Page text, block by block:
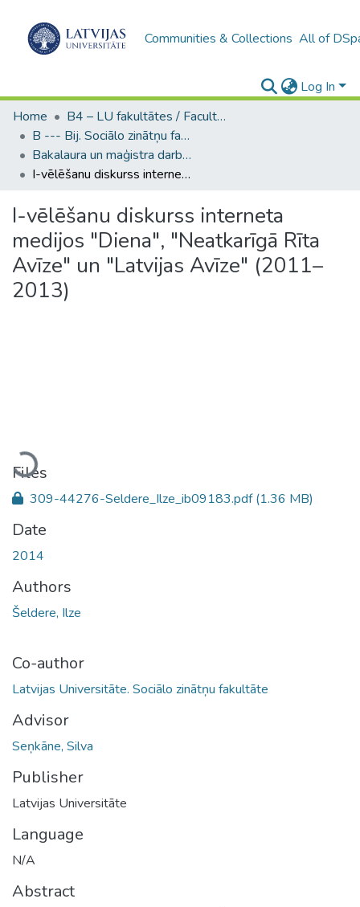
Communities & Collections All of
Log In
Home
B4 – LU fakultātes / Faculties of the UL
B --- Bij. Sociālo zinātņu fakultātes noslēguma darbi / Faculty of Social Sciences - Graduate works
Bakalaura un maģistra darbi (SZF) / Bachelor's and Master's theses
I-vēlēšanu diskurss interneta medijos "Diena", "Neatkarīgā Rīta Avīze" un "Latvijas Avīze" (2011–2013)
I-vēlēšanu diskurss interneta
medijos "Diena", "Neatkarīgā Rīta
Avīze" un "Latvijas Avīze" (2011–
2013)
Loading...
Files
309-44276-Seldere_Ilze_ib09183.pdf(1.36 MB)
Date
2014
Authors
Šeldere, Ilze
Co-author
Latvijas Universitāte. Sociālo zinātņu fakultāte
Advisor
Seņkāne, Silva
Publisher
Latvijas Universitāte
Language
N/A
Abstract